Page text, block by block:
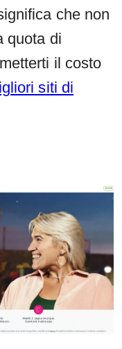
che non
quota di
il costo
siti di